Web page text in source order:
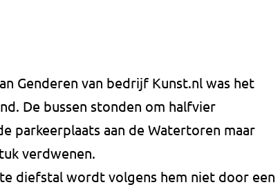
Genderen van bedrijf Kunst.nl was het
De bussen stonden om halfvier
parkeerplaats aan de Watertoren maar
verdwenen.
diefstal wordt volgens hem niet door een